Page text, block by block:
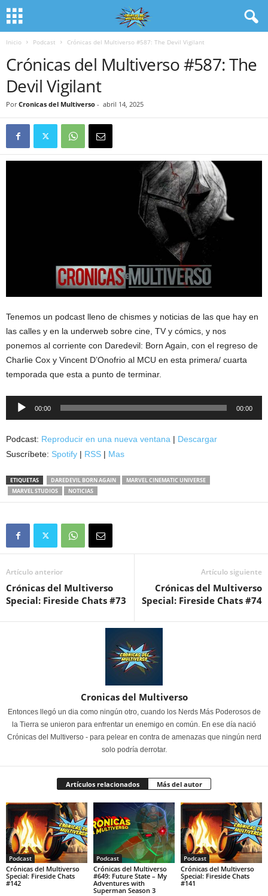
Inicio Podcast Crónicas del Multiverso #587: The Devil Vigilant
Crónicas del Multiverso #587: The
Devil Vigilant
Por Cronicas del Multiverso - abril 14, 2025
Tenemos un podcast lleno de chismes y noticias de las que hay en
las calles y en la underweb sobre cine, TV y cómics, y nos
ponemos al corriente con Daredevil: Born Again, con el regreso de
Charlie Cox y Vincent D’Onofrio al MCU en esta primera/ cuarta
temporada que esta a punto de terminar.
Reproductor
00:00 00:00
Podcast: Reproducir en una nueva ventana | Descargar
Suscríbete: Spotify | RSS | Mas
ETIQUETAS DAREDEVIL BORN AGAIN
MARVEL CINEMATIC UNIVERSE
MARVEL STUDIOS
NOTICIAS
Artículo anterior
Crónicas del Multiverso
Special: Fireside Chats #73
Artículo siguiente
Crónicas del Multiverso
Special: Fireside Chats #74
Cronicas del Multiverso
Entonces llegó un dia como ningún otro, cuando los Nerds Más Poderosos de
la Tierra se unieron para enfrentar un enemigo en común. En ese día nació
Crónicas del Multiverso - para pelear en contra de amenazas que ningún nerd
solo podría derrotar.
Artículos relacionados Más del autor
Podcast
Crónicas del Multiverso
Special: Fireside Chats
#142
Podcast
Crónicas del Multiverso
#649: Future State – My
Adventures with
Superman Season 3
Podcast
Crónicas del Multiverso
Special: Fireside Chats
#141